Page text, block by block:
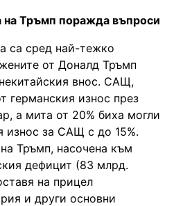
на Тръмп поражда въпроси
са сред най-тежко
от Доналд Тръмп
внос. САЩ,
германския износ през
а мита от 20% биха могли
износ за САЩ с до 15%.
Тръмп, насочена към
дефицит (83 млрд.
на прицел
и други основни